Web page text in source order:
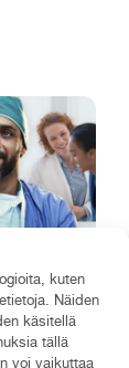
kuten
Näiden
käsitellä
tällä
voi vaikuttaa